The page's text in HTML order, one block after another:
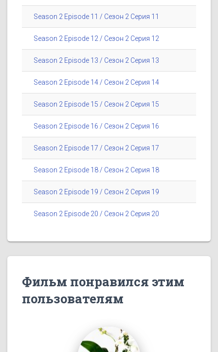
Season 2 Episode 11 / Сезон 2 Серия 11
Season 2 Episode 12 / Сезон 2 Серия 12
Season 2 Episode 13 / Сезон 2 Серия 13
Season 2 Episode 14 / Сезон 2 Серия 14
Season 2 Episode 15 / Сезон 2 Серия 15
Season 2 Episode 16 / Сезон 2 Серия 16
Season 2 Episode 17 / Сезон 2 Серия 17
Season 2 Episode 18 / Сезон 2 Серия 18
Season 2 Episode 19 / Сезон 2 Серия 19
Season 2 Episode 20 / Сезон 2 Серия 20
Фильм понравился этим
пользователям